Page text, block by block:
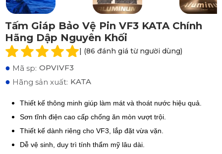
Tấm Giáp Bảo Vệ Pin VF3 KATA Chính
Hãng Dập Nguyên Khối
| (86 đánh giá từ người dùng)
● Mã sp: OPVIVF3
● Hãng sản xuất: KATA
Thiết kế thông minh giúp làm mát và thoát nước hiệu quả.
Sơn tĩnh điện cao cấp chống ăn mòn vượt trội.
Thiết kế dành riêng cho VF3, lắp đặt vừa vặn.
Dễ vệ sinh, duy trì tính thẩm mỹ lâu dài.